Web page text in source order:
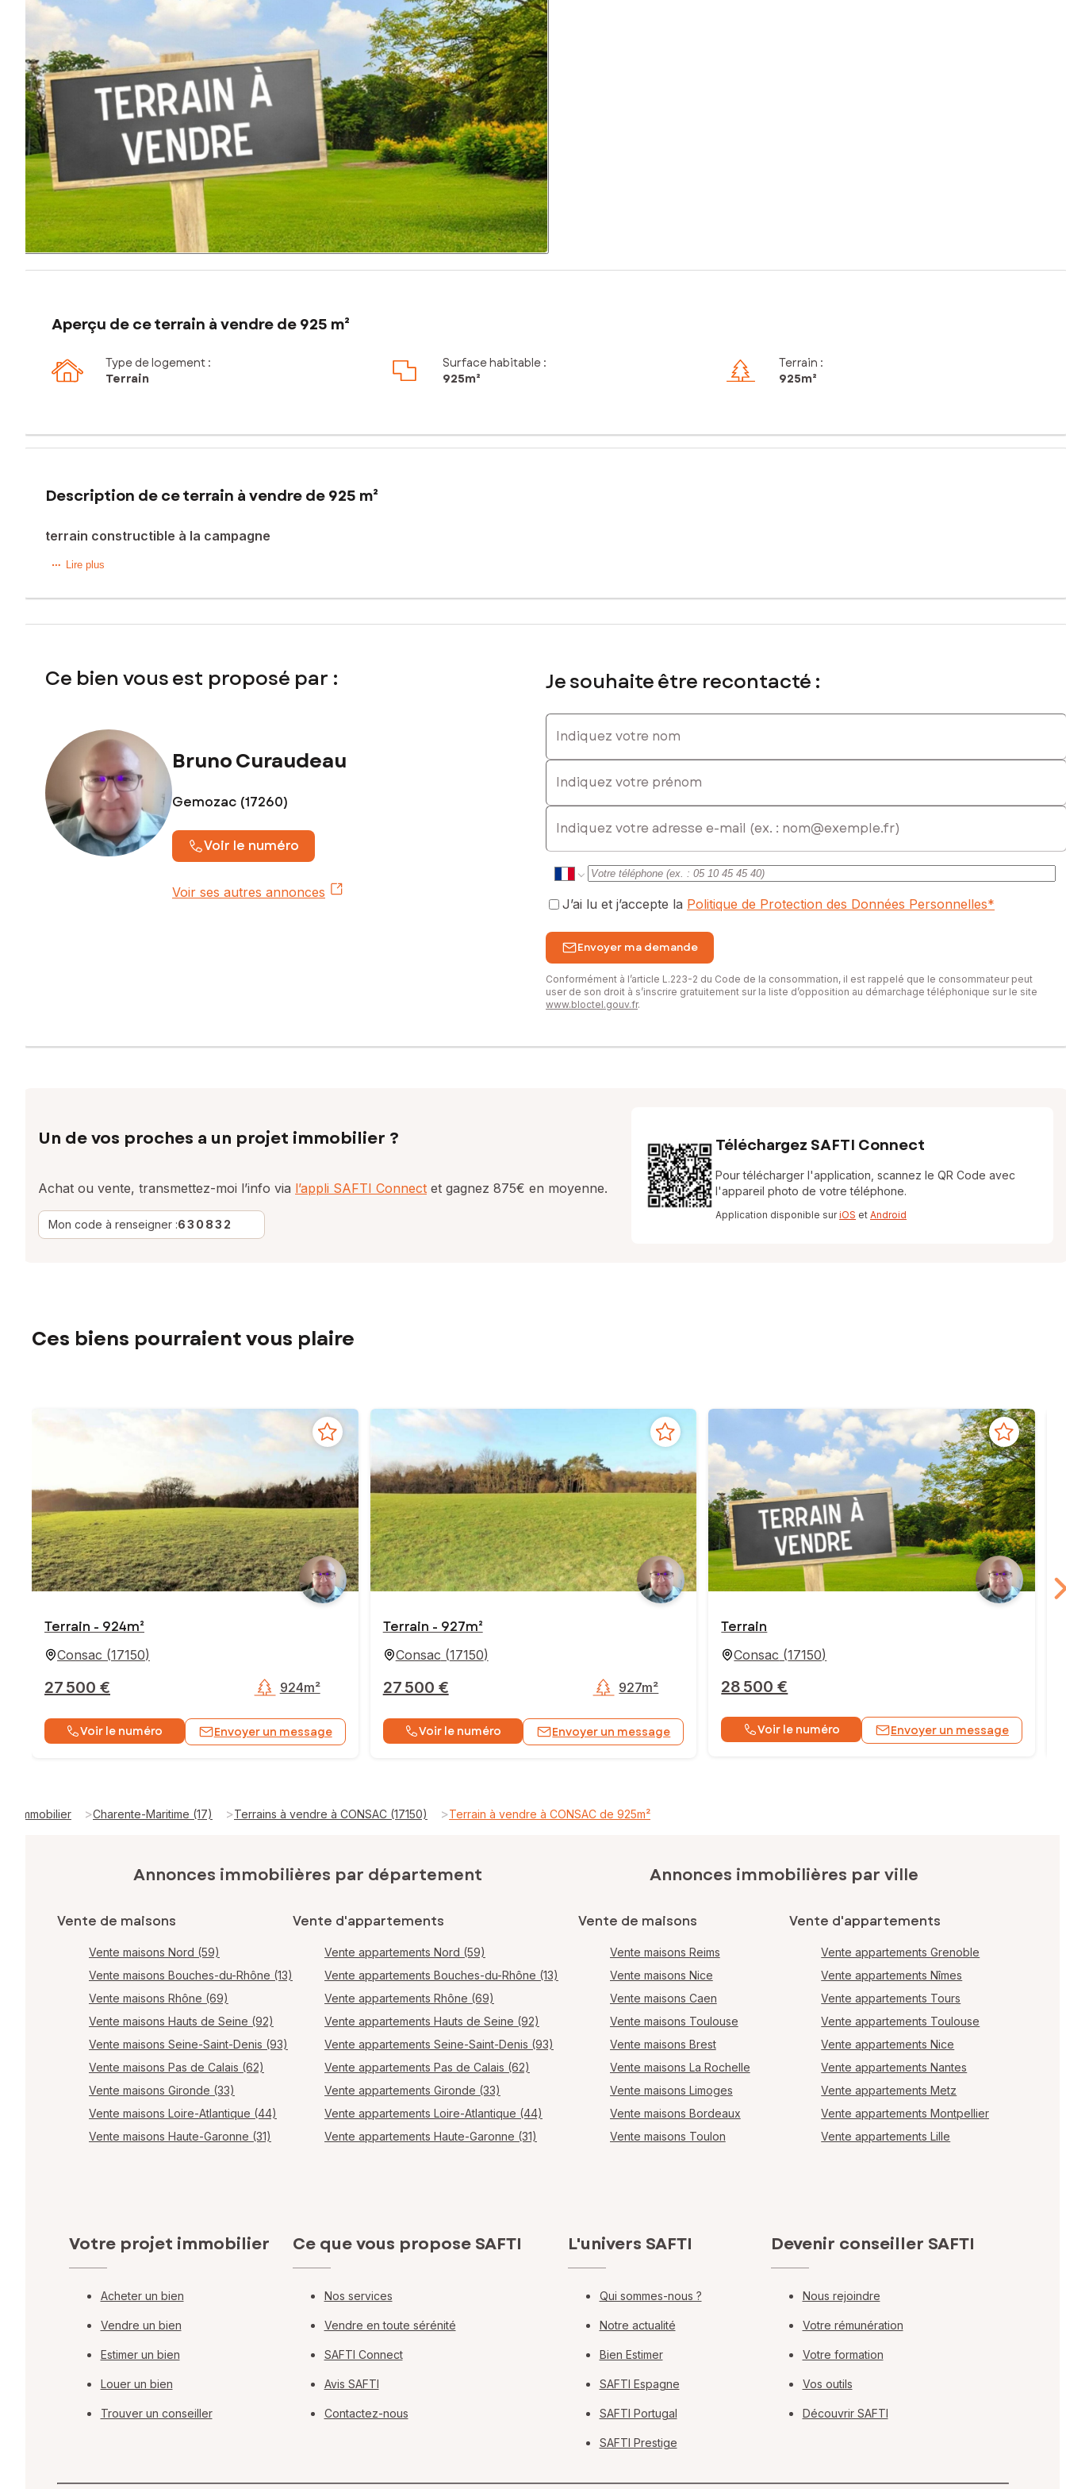
Aperçu de ce terrain à vendre de 925 m²
Type de logement :
Terrain
Surface habitable :
925m²
Terrain :
925m²
Description de ce terrain à vendre de 925 m²
terrain constructible à la campagne
Terrain à bâtir viabilisé (prévoir assainissement individuel) Surface 925 m2.
Secteur Campagne.
Bretelle A10 ( Bordeaux/Paris à proximité)
Contactez votre conseiller SAFTI : Bruno CURAUDEAU, Tél. : 06 02 52 30 11, E-mail : bruno.curaudeau@safti.fr - EI - Agent commercial immatriculé au RSAC de SAINTES sous le numéro
794158691
Lire plus
Ce bien vous est proposé par :
Bruno Curaudeau
Gemozac (17260)
Voir le numéro
Voir ses autres annonces
Je souhaite être recontacté :
Indiquez votre nom
Indiquez votre prénom
E-mail
J’ai lu et j’accepte la Politique de Protection des Données Personnelles*
Envoyer ma demande
Conformément à l’article L.223-2 du Code de la consommation, il est rappelé que le consommateur peut
user de son droit à s’inscrire gratuitement sur la liste d’opposition au démarchage téléphonique sur le site
www.bloctel.gouv.fr.
Un de vos proches a un projet immobilier ?
Achat ou vente, transmettez-moi l’info via l’appli SAFTI Connect et gagnez 875€ en moyenne.
Mon code à renseigner :630832
Téléchargez SAFTI Connect
Pour télécharger l'application, scannez le QR Code avec
l'appareil photo de votre téléphone.
Application disponible suriOS et Android
Ces biens pourraient vous plaire
Terrain - 924m²
Consac (17150)
27 500 € 924m²
Voir le numéro Envoyer un message
Terrain - 927m²
Consac (17150)
27 500 € 927m²
Voir le numéro Envoyer un message
Terrain
Consac (17150)
28 500 €
Voir le numéro Envoyer un message
Immobilier >Charente-Maritime (17) >Terrains à vendre à CONSAC (17150) >Terrain à vendre à CONSAC de 925m²
Annonces immobilières par département
Vente de maisons
Vente maisons Nord (59)
Vente maisons Bouches-du-Rhône (13)
Vente maisons Rhône (69)
Vente maisons Hauts de Seine (92)
Vente maisons Seine-Saint-Denis (93)
Vente maisons Pas de Calais (62)
Vente maisons Gironde (33)
Vente maisons Loire-Atlantique (44)
Vente maisons Haute-Garonne (31)
Vente d'appartements
Vente appartements Nord (59)
Vente appartements Bouches-du-Rhône (13)
Vente appartements Rhône (69)
Vente appartements Hauts de Seine (92)
Vente appartements Seine-Saint-Denis (93)
Vente appartements Pas de Calais (62)
Vente appartements Gironde (33)
Vente appartements Loire-Atlantique (44)
Vente appartements Haute-Garonne (31)
Annonces immobilières par ville
Vente de maisons
Vente maisons Reims
Vente maisons Nice
Vente maisons Caen
Vente maisons Toulouse
Vente maisons Brest
Vente maisons La Rochelle
Vente maisons Limoges
Vente maisons Bordeaux
Vente maisons Toulon
Vente d'appartements
Vente appartements Grenoble
Vente appartements Nîmes
Vente appartements Tours
Vente appartements Toulouse
Vente appartements Nice
Vente appartements Nantes
Vente appartements Metz
Vente appartements Montpellier
Vente appartements Lille
Votre projet immobilier
Acheter un bien
Vendre un bien
Estimer un bien
Louer un bien
Trouver un conseiller
Ce que vous propose SAFTI
Nos services
Vendre en toute sérénité
SAFTI Connect
Avis SAFTI
Contactez-nous
L'univers SAFTI
Qui sommes-nous ?
Notre actualité
Bien Estimer
SAFTI Espagne
SAFTI Portugal
SAFTI Prestige
Devenir conseiller SAFTI
Nous rejoindre
Votre rémunération
Votre formation
Vos outils
Découvrir SAFTI